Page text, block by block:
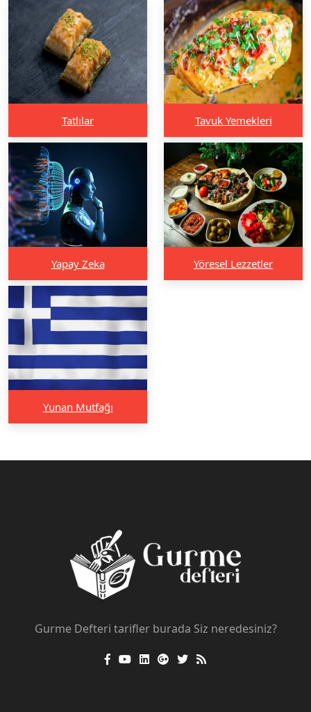
Tatlılar Tavuk Yemekleri
Yapay Zeka Yöresel Lezzetler
Yunan Mutfağı
Gurme Defteri tarifler burada Siz neredesiniz?